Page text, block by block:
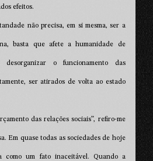
efeitos.
não precisa, em si mesma, ser a
basta que afete a humanidade de
desorganizar o funcionamento das
ser atirados de volta ao estado
das relações sociais”, refiro-me
Em quase todas as sociedades de hoje
como um fato inaceitável. Quando a